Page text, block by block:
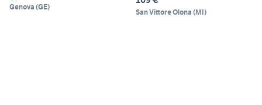
Genova (GE)
San Vittore Olona (MI)